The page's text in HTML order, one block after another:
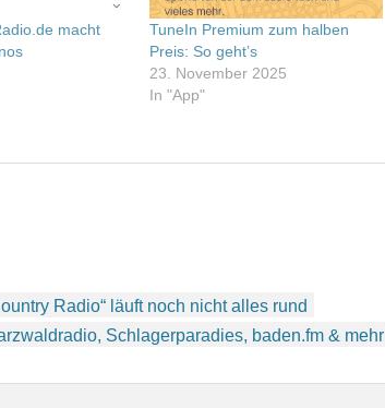
macht
TuneIn Premium zum halben
Preis: So geht’s
23. November 2025
In "App"
Radio“ läuft noch nicht alles rund
Schlagerparadies, baden.fm & mehr